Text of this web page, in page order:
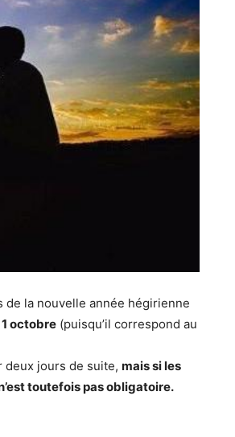
la nouvelle année hégirienne
octobre (puisqu’il correspond au
deux jours de suite, mais si les
toutefois pas obligatoire.